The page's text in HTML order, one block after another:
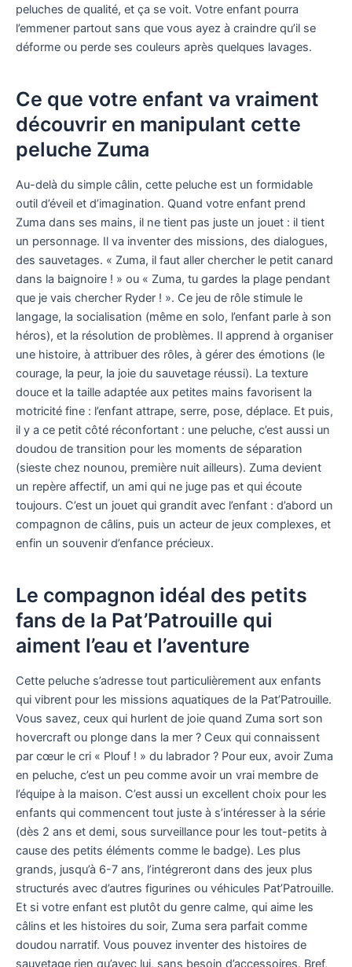
peluches de qualité, et ça se voit. Votre enfant pourra
l’emmener partout sans que vous ayez à craindre qu’il se
déforme ou perde ses couleurs après quelques lavages.
Ce que votre enfant va vraiment
découvrir en manipulant cette
peluche Zuma
Au-delà du simple câlin, cette peluche est un formidable
outil d’éveil et d’imagination. Quand votre enfant prend
Zuma dans ses mains, il ne tient pas juste un jouet : il tient
un personnage. Il va inventer des missions, des dialogues,
des sauvetages. « Zuma, il faut aller chercher le petit canard
dans la baignoire ! » ou « Zuma, tu gardes la plage pendant
que je vais chercher Ryder ! ». Ce jeu de rôle stimule le
langage, la socialisation (même en solo, l’enfant parle à son
héros), et la résolution de problèmes. Il apprend à organiser
une histoire, à attribuer des rôles, à gérer des émotions (le
courage, la peur, la joie du sauvetage réussi). La texture
douce et la taille adaptée aux petites mains favorisent la
motricité fine : l’enfant attrape, serre, pose, déplace. Et puis,
il y a ce petit côté réconfortant : une peluche, c’est aussi un
doudou de transition pour les moments de séparation
(sieste chez nounou, première nuit ailleurs). Zuma devient
un repère affectif, un ami qui ne juge pas et qui écoute
toujours. C’est un jouet qui grandit avec l’enfant : d’abord un
compagnon de câlins, puis un acteur de jeux complexes, et
enfin un souvenir d’enfance précieux.
Le compagnon idéal des petits
fans de la Pat’Patrouille qui
aiment l’eau et l’aventure
Cette peluche s’adresse tout particulièrement aux enfants
qui vibrent pour les missions aquatiques de la Pat’Patrouille.
Vous savez, ceux qui hurlent de joie quand Zuma sort son
hovercraft ou plonge dans la mer ? Ceux qui connaissent
par cœur le cri « Plouf ! » du labrador ? Pour eux, avoir Zuma
en peluche, c’est un peu comme avoir un vrai membre de
l’équipe à la maison. C’est aussi un excellent choix pour les
enfants qui commencent tout juste à s’intéresser à la série
(dès 2 ans et demi, sous surveillance pour les tout-petits à
cause des petits éléments comme le badge). Les plus
grands, jusqu’à 6-7 ans, l’intégreront dans des jeux plus
structurés avec d’autres figurines ou véhicules Pat’Patrouille.
Et si votre enfant est plutôt du genre calme, qui aime les
câlins et les histoires du soir, Zuma sera parfait comme
doudou narratif. Vous pouvez inventer des histoires de